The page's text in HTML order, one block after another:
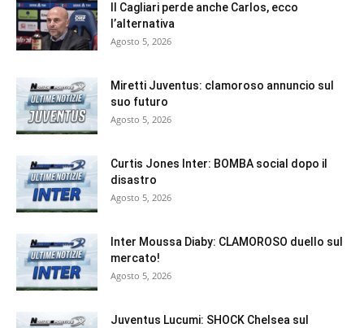
Il Cagliari perde anche Carlos, ecco
l’alternativa
Agosto 5, 2026
Miretti Juventus: clamoroso annuncio sul
suo futuro
Agosto 5, 2026
Curtis Jones Inter: BOMBA social dopo il
disastro
Agosto 5, 2026
Inter Moussa Diaby: CLAMOROSO duello sul
mercato!
Agosto 5, 2026
Juventus Lucumi: SHOCK Chelsea sul